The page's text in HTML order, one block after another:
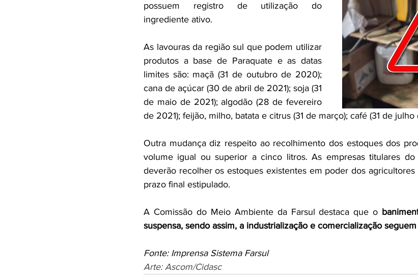
possuem registro de utilização do
ingrediente ativo.
As lavouras da região sul que podem utilizar
produtos a base de Paraquate e as datas
limites são: maçã (31 de outubro de 2020);
cana de açúcar (30 de abril de 2021); soja (31
de maio de 2021); algodão (28 de fevereiro
de 2021); feijão, milho, batata e citrus (31 de março); café (31 de julho
Outra mudança diz respeito ao recolhimento dos estoques dos
volume igual ou superior a cinco litros. As empresas titulares do
deverão recolher os estoques existentes em poder dos
prazo final estipulado.
A Comissão do Meio Ambiente da Farsul destaca que o
suspensa, sendo assim, a industrialização e comercialização
Fonte: Imprensa Sistema Farsul
Arte: Ascom/Cidasc